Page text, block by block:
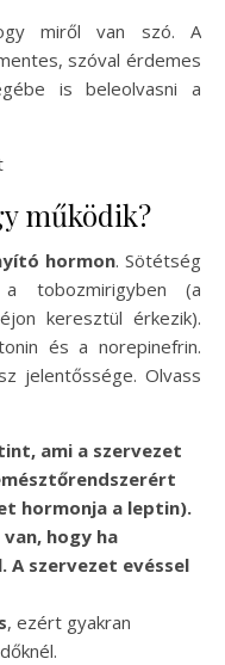
miről van szó. A
szóval érdemes
is beleolvasni a
működik?
hormon. Sötétség
tobozmirigyben (a
keresztül érkezik).
és a norepinefrin.
jelentőssége. Olvass
ami a szervezet
hormonja a leptin).
hogy ha
szervezet evéssel
, ezért gyakran